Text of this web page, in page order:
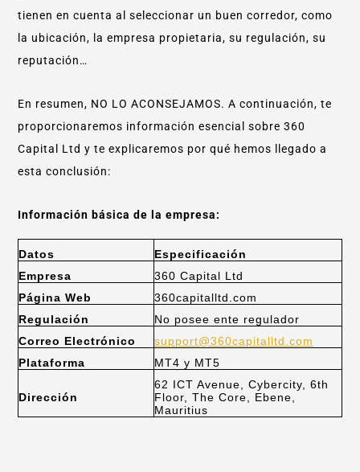
tienen en cuenta al seleccionar un buen corredor, como
la ubicación, la empresa propietaria, su regulación, su
reputación…
En resumen, NO LO ACONSEJAMOS. A continuación, te
proporcionaremos información esencial sobre 360
Capital Ltd y te explicaremos por qué hemos llegado a
esta conclusión:
Información básica de la empresa:
Datos
Especificación
Empresa
360 Capital Ltd
Página Web
360capitalltd.com
Regulación
No posee ente regulador
Correo Electrónico
support@360capitalltd.com
Plataforma
MT4 y MT5
Dirección
62 ICT Avenue, Cybercity, 6th
Floor, The Core, Ebene,
Mauritius